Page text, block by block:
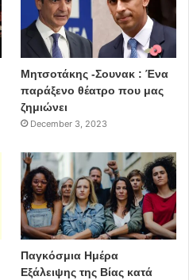
Μητσοτάκης -Σουνακ : Ένα
παράξενο θέατρο που μας
ζημιώνει
December 3, 2023
Παγκόσμια Ημέρα
Εξάλειψης της Βίας κατά